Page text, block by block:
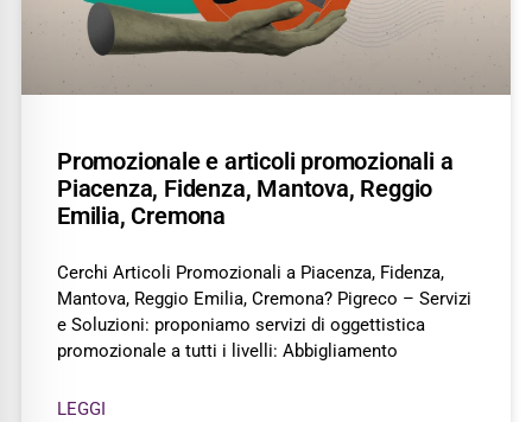
Promozionale e articoli promozionali a
Piacenza, Fidenza, Mantova, Reggio
Emilia, Cremona
Cerchi Articoli Promozionali a Piacenza, Fidenza,
Mantova, Reggio Emilia, Cremona? Pigreco – Servizi
e Soluzioni: proponiamo servizi di oggettistica
promozionale a tutti i livelli: Abbigliamento
LEGGI